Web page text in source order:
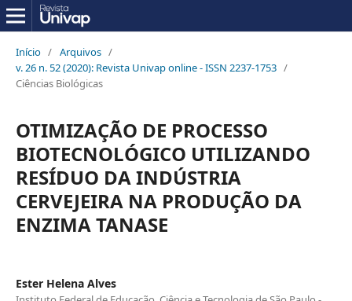
Início / Arquivos /
v. 26 n. 52 (2020): Revista Univap online - ISSN 2237-1753 /
Ciências Biológicas
OTIMIZAÇÃO DE PROCESSO
BIOTECNOLÓGICO UTILIZANDO
RESÍDUO DA INDÚSTRIA
CERVEJEIRA NA PRODUÇÃO DA
ENZIMA TANASE
Ester Helena Alves